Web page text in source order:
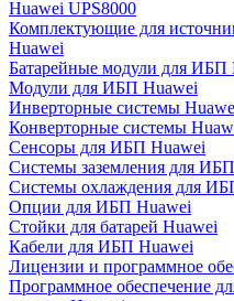
Huawei UPS8000
Комплектующие для
Huawei
Батарейные модули для ИБП
Модули для ИБП Huawei
Инверторные системы
Конверторные системы
Сенсоры для ИБП Huawei
Системы заземления для
Системы охлаждения для
Опции для ИБП Huawei
Стойки для батарей Huawei
Кабели для ИБП Huawei
Лицензии и программное
Программное обеспечение